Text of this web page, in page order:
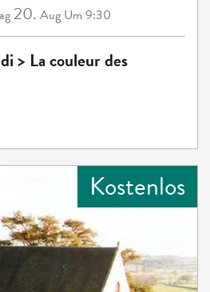
20. Aug Um 9:30
> La couleur des
Kostenlos